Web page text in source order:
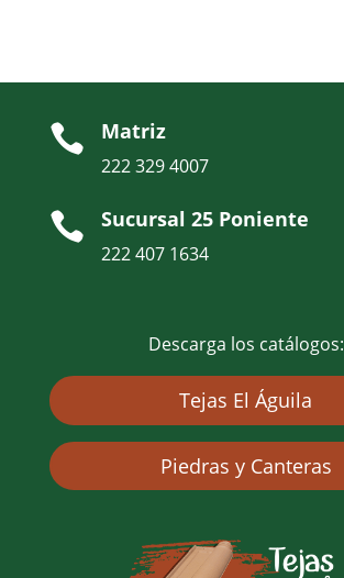
 Matriz
222 329 4007
 Sucursal 25 Poniente
222 407 1634
Descarga los catálogos:
Tejas El Águila
Piedras y Canteras